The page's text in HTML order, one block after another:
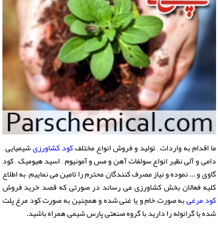
ما اقدام به واردات , تولید و فروش انواع مختلفکود کشاورزیشیمیایی ,
دامی و آلی نظیر انواع سولفات آهن و مس و آمونیوم , اسید هیومیک , کود
گاوی و ... نموده و نیاز مصرف کنندگان محترم را تامین می نماییم. به اطلاع
کلیه فعالان بخش کشاورزی می رساند در صورتی که قصد خرید فروش
کود مرغیبه صورت خام و یا غنی شده و همچنین به صورت کود مرغ پلت
شده یا گرانوله را دارید با گروه صنعتی پارس شیمی همراه باشید.